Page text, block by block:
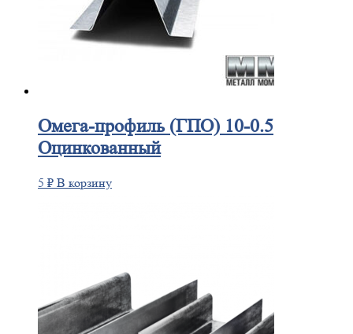
Омега-профиль(ГПО) 10-0.5
Оцинкованный
5 ₽ В корзину